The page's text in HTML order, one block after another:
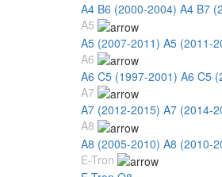
A4 B6 (2000-2004) A4 B7
A5
A5 (2007-2011) A5 (2011-
A6
A6 C5 (1997-2001) A6 C5
A7
A7 (2012-2015) A7 (2014-
A8
A8 (2005-2010) A8 (2010-
E-Tron